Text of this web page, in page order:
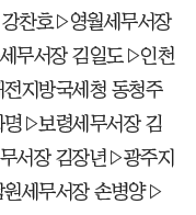
찬호▷영월세무서장
무서장 김일도▷인천
지방국세청 동청주
▷보령세무서장 김
서장 김장년▷광주지
세무서장 손병양▷